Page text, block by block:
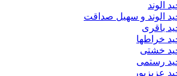
و سهیل صداقت